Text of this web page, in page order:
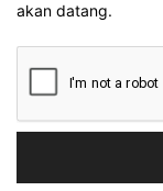
akan datang.